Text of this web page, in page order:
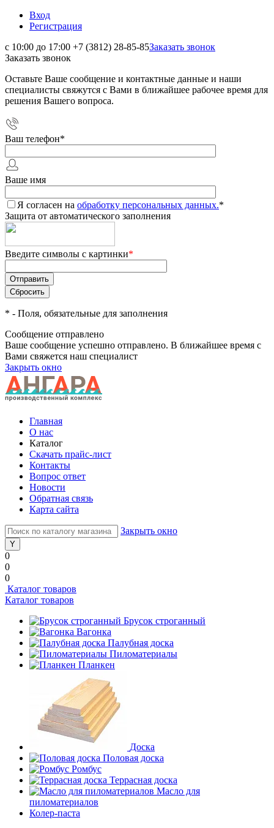
Вход
Регистрация
с 10:00 до 17:00 +7 (3812) 28-85-85Заказать звонок
Заказать звонок
Оставьте Ваше сообщение и контактные данные и наши
специалисты свяжутся с Вами в ближайшее рабочее время для
решения Вашего вопроса.
Ваш телефон*
Ваше имя
Я согласен на обработку персональных данных.*
Защита от автоматического заполнения
Введите символы с картинки*
* - Поля, обязательные для заполнения
Сообщение отправлено
Ваше сообщение успешно отправлено. В ближайшее время с
Вами свяжется наш специалист
Закрыть окно
Главная
О нас
Каталог
Скачать прайс-лист
Контакты
Вопрос ответ
Новости
Обратная связь
Карта сайта
Закрыть окно
0
0
0
Каталог товаров
Каталог товаров
Брусок строганный
Вагонка
Палубная доска
Пиломатериалы
Планкен
Доска
Половая доска
Ромбус
Террасная доска
Масло для
пиломатериалов
Колер-паста